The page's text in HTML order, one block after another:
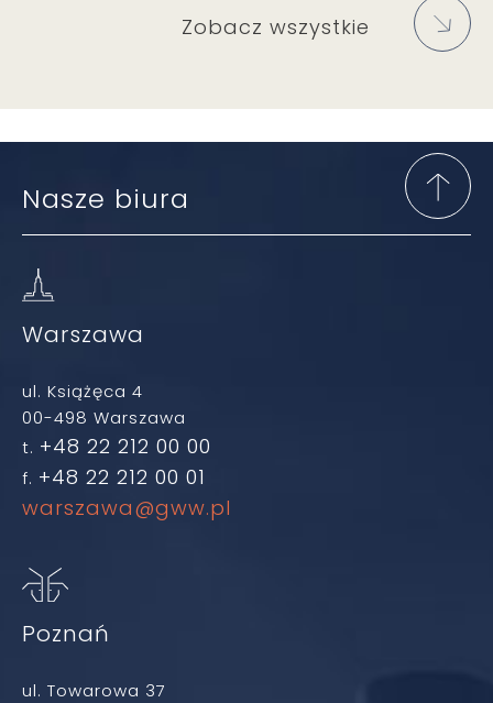
Zobacz wszystkie
Nasze biura
Warszawa
ul. Książęca 4
00-498 Warszawa
t. +48 22 212 00 00
f. +48 22 212 00 01
warszawa@gww.pl
Poznań
ul. Towarowa 37